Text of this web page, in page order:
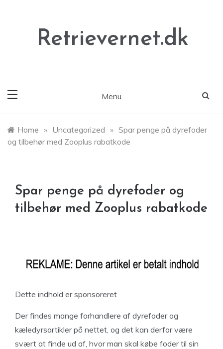
Retrievernet.dk
Menu
Home » Uncategorized » Spar penge på dyrefoder
og tilbehør med Zooplus rabatkode
Spar penge på dyrefoder og
tilbehør med Zooplus rabatkode
Dette indhold er sponsoreret
Der findes mange forhandlere af dyrefoder og
kæledyrsartikler på nettet, og det kan derfor være
svært at finde ud af, hvor man skal købe foder til sin